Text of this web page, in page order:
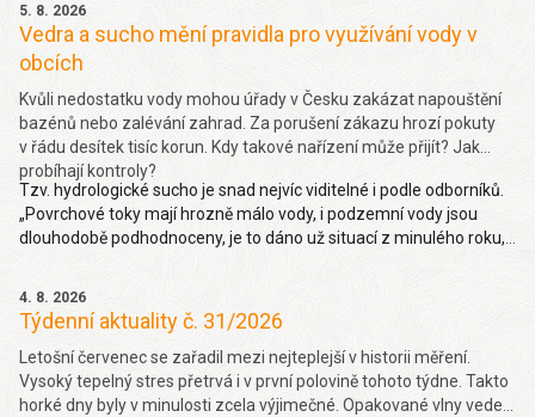
problém je málo vody v řekách. Více
5. 8. 2026
Vedra a sucho mění pravidla pro využívání vody v
obcích
Kvůli nedostatku vody mohou úřady v Česku zakázat napouštění
bazénů nebo zalévání zahrad. Za porušení zákazu hrozí pokuty
v řádu desítek tisíc korun. Kdy takové nařízení může přijít? Jak
probíhají kontroly?
Tzv. hydrologické sucho je snad nejvíc viditelné i podle odborníků.
„Povrchové toky mají hrozně málo vody, i podzemní vody jsou
dlouhodobě podhodnoceny, je to dáno už situací z minulého roku,
4. 8. 2026
Týdenní aktuality č. 31/2026
Letošní červenec se zařadil mezi nejteplejší v historii měření.
Vysoký tepelný stres přetrvá i v první polovině tohoto týdne. Takto
horké dny byly v minulosti zcela výjimečné. Opakované vlny veder